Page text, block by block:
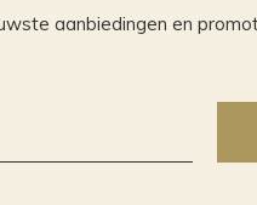
aanbiedingen en